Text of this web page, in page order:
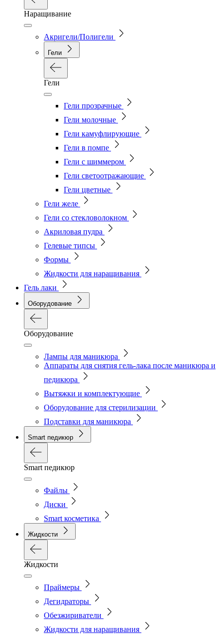
Наращивание
Акригели/Полигели
Гели
Гели
Гели прозрачные
Гели молочные
Гели камуфлирующие
Гели в помпе
Гели с шиммером
Гели светоотражающие
Гели цветные
Гели желе
Гели со стекловолокном
Акриловая пудра
Гелевые типсы
Формы
Жидкости для наращивания
Гель лаки
Оборудование
Оборудование
Лампы для маникюра
Аппараты для снятия гель-лака после маникюра и
педикюра
Вытяжки и комплектующие
Оборудование для стерилизации
Подставки для маникюра
Smart педикюр
Smart педикюр
Файлы
Диски
Smart косметика
Жидкости
Жидкости
Праймеры
Дегидраторы
Обезжириватели
Жидкости для наращивания